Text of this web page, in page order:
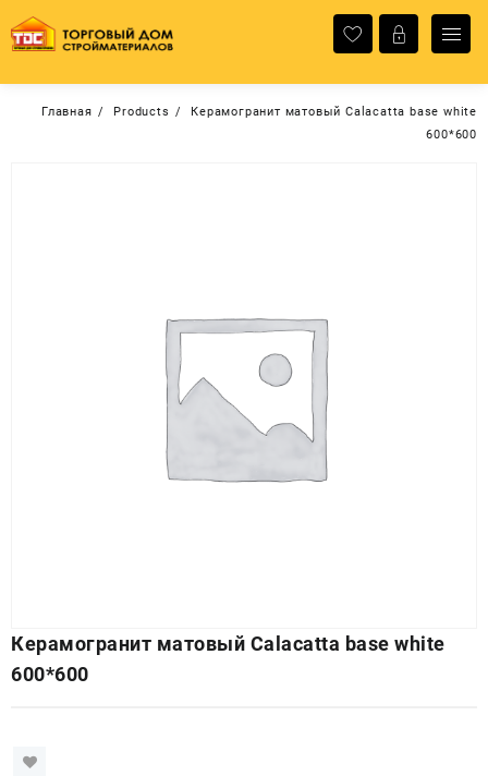
содержимому
Главная Products
Керамогранит матовый Calacatta base white
600*600
Керамогранит матовый Calacatta base white
600*600